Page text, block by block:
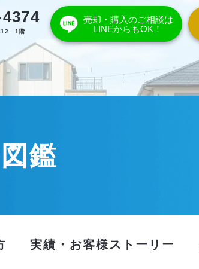
12 1階
売却・購入のご相談は
LINEからもOK！
鑑
実績・お客様ストーリー